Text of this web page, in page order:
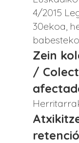
4/2015
30ekoa,
Zein
/